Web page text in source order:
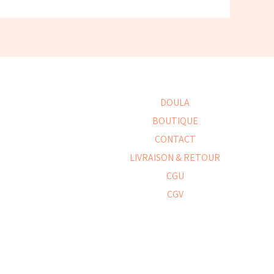
DOULA
BOUTIQUE
CONTACT
LIVRAISON & RETOUR
CGU
CGV